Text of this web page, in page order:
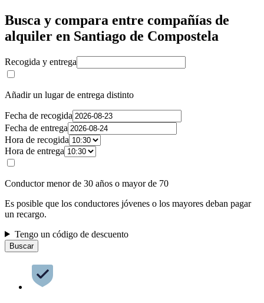
Busca y compara entre compañías de
alquiler en Santiago de Compostela
Recogida y entrega
Añadir un lugar de entrega distinto
Fecha de recogida
Fecha de entrega
Hora de recogida
Hora de entrega
Conductor menor de 30 años o mayor de 70
Es posible que los conductores jóvenes o los mayores deban pagar
un recargo.
Tengo un código de descuento
Buscar